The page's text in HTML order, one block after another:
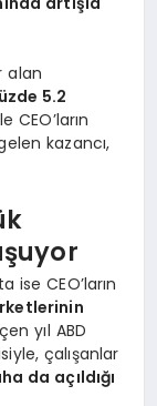
alan
5.2
CEO’ların
kazancı,
CEO’ların
yıl ABD
çalışanlar
da açıldığı